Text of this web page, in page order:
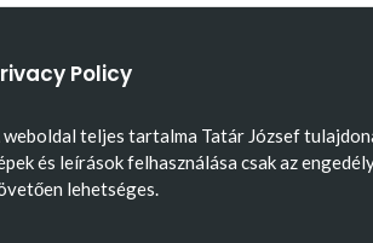
Policy
weboldal teljes tartalma Tatár József
és leírások felhasználása csak az
lehetséges.